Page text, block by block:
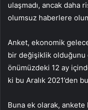
ulaşmadı, ancak daha
olumsuz haberlere
Anket, ekonomik
bir değişiklik olduğunu
önümüzdeki 12 ay
ki bu Aralık 2021’den
Buna ek olarak, ankete